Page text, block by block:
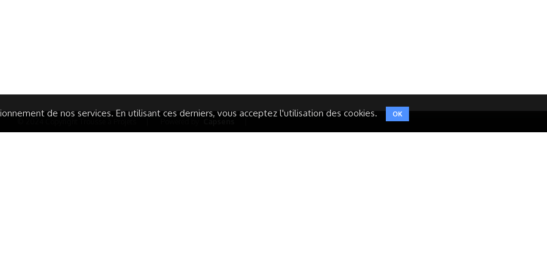
de nos services. En utilisant ces derniers, vous acceptez l'utilisation des cookies. OK